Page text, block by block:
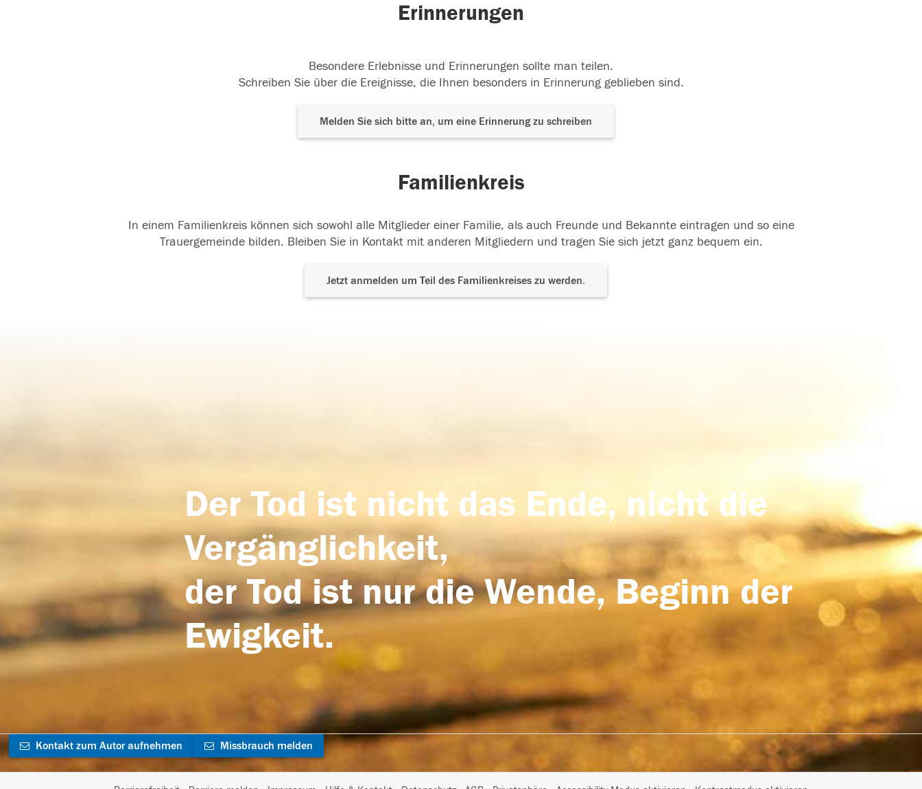
Erinnerungen
Besondere Erlebnisse und Erinnerungen sollte man teilen.
Schreiben Sie über die Ereignisse, die Ihnen besonders in Erinnerung geblieben sind.
Melden Sie sich bitte an, um eine Erinnerung zu schreiben
Familienkreis
In einem Familienkreis können sich sowohl alle Mitglieder einer Familie, als auch Freunde und Bekannte eintragen und so eine
Trauergemeinde bilden. Bleiben Sie in Kontakt mit anderen Mitgliedern und tragen Sie sich jetzt ganz bequem ein.
Jetzt anmelden um Teil des Familienkreises zu werden.
Der Tod ist nicht das Ende, nicht die
Vergänglichkeit,
der Tod ist nur die Wende, Beginn der
Ewigkeit.
Kontakt zum Autor aufnehmen Missbrauch melden